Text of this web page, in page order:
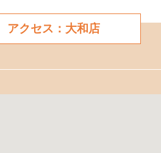
アクセス：大和店